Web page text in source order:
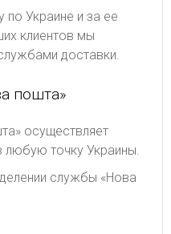
Украине и за ее
клиентов мы
доставки.
пошта»
осуществляет
любую точку Украины.
службы «Нова